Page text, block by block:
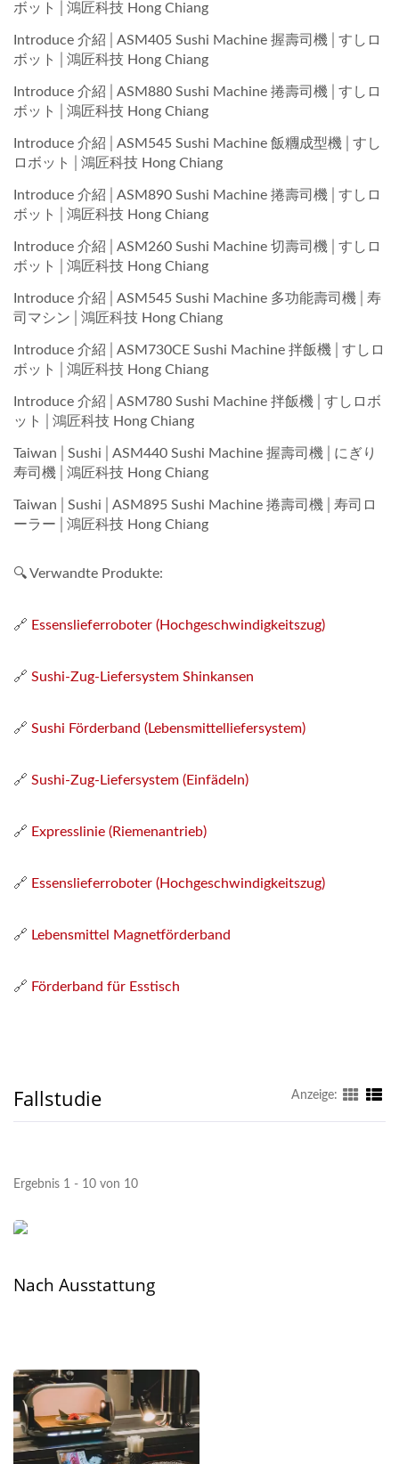
ボット│鴻匠科技 Hong Chiang
Introduce 介紹│ASM405 Sushi Machine 握壽司機│すしロ
ボット│鴻匠科技 Hong Chiang
Introduce 介紹│ASM880 Sushi Machine 捲壽司機│すしロ
ボット│鴻匠科技 Hong Chiang
Introduce 介紹│ASM545 Sushi Machine 飯糰成型機│すし
ロボット│鴻匠科技 Hong Chiang
Introduce 介紹│ASM890 Sushi Machine 捲壽司機│すしロ
ボット│鴻匠科技 Hong Chiang
Introduce 介紹│ASM260 Sushi Machine 切壽司機│すしロ
ボット│鴻匠科技 Hong Chiang
Introduce 介紹│ASM545 Sushi Machine 多功能壽司機│寿
司マシン│鴻匠科技 Hong Chiang
Introduce 介紹│ASM730CE Sushi Machine 拌飯機│すしロ
ボット│鴻匠科技 Hong Chiang
Introduce 介紹│ASM780 Sushi Machine 拌飯機│すしロボ
ット│鴻匠科技 Hong Chiang
Taiwan│Sushi│ASM440 Sushi Machine 握壽司機│にぎり
寿司機│鴻匠科技 Hong Chiang
Taiwan│Sushi│ASM895 Sushi Machine 捲壽司機│寿司ロ
ーラー│鴻匠科技 Hong Chiang
🔍 Verwandte Produkte:
🔗 Essenslieferroboter (Hochgeschwindigkeitszug)
🔗 Sushi-Zug-Liefersystem Shinkansen
🔗 Sushi Förderband (Lebensmittelliefersystem)
🔗 Sushi-Zug-Liefersystem (Einfädeln)
🔗 Expresslinie (Riemenantrieb)
🔗 Essenslieferroboter (Hochgeschwindigkeitszug)
🔗 Lebensmittel Magnetförderband
🔗 Förderband für Esstisch
Fallstudie Anzeige:
Ergebnis 1 - 10 von 10
Nach Ausstattung